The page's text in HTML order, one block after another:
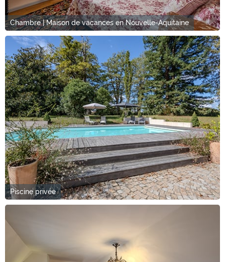
Chambre | Maison de vacances en Nouvelle-Aquitaine
Piscine privée